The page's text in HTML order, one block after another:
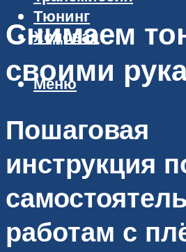
Тюнинг
Ходовая
Меню
Снимаем
своими
Пошаговая
инструкция
работам с